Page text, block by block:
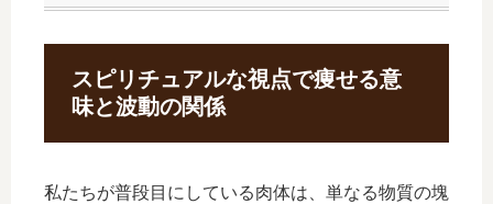
スピリチュアルな視点で痩せる意
味と波動の関係
私たちが普段目にしている肉体は、単なる物質の塊